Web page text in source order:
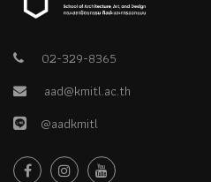
02-329-8365
aad@kmitl.ac.th
@aadkmitl